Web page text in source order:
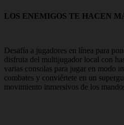
LOS ENEMIGOS TE HACEN
Desafía a jugadores en línea para
disfruta del multijugador local con
varias consolas para jugar en modo
combates y conviértete en un
movimiento inmersivos de los